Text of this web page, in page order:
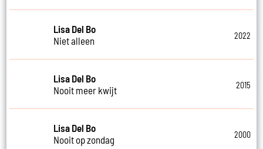
Lisa Del Bo
Niet alleen
2022
Lisa Del Bo
Nooit meer kwijt
2015
Lisa Del Bo
Nooit op zondag
2000